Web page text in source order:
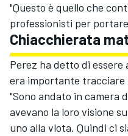
"Questo è quello che
professionisti per
Chiacchierata
Perez ha detto di
era importante tracciare
"Sono andato in camera
avevano la loro visione
uno alla vlota. Quindi ci